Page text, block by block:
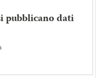
pubblicano dati